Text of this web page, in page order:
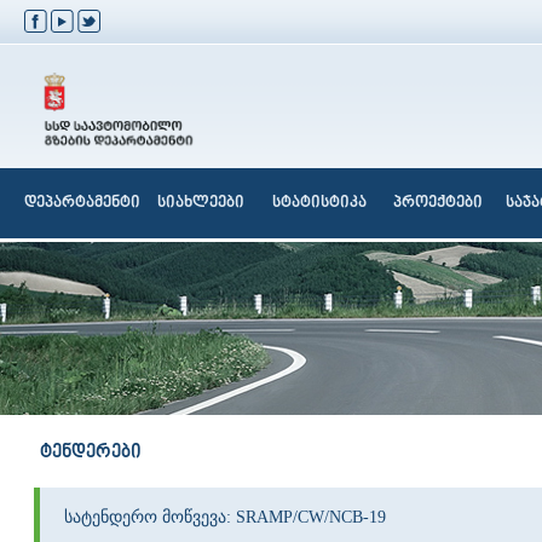
დეპარტამენტი სიახლეები სტატისტიკა პროექტები
ტენდერები
სატენდერო მოწვევა: SRAMP/CW/NCB-19